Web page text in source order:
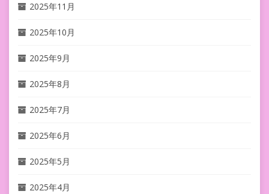
2025年11月
2025年10月
2025年9月
2025年8月
2025年7月
2025年6月
2025年5月
2025年4月